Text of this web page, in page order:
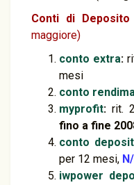
Conti di
maggiore)
conto extra:
mesi
conto
myprofit:rit.
fino a fine
conto
per 12 mesi,
iwpower